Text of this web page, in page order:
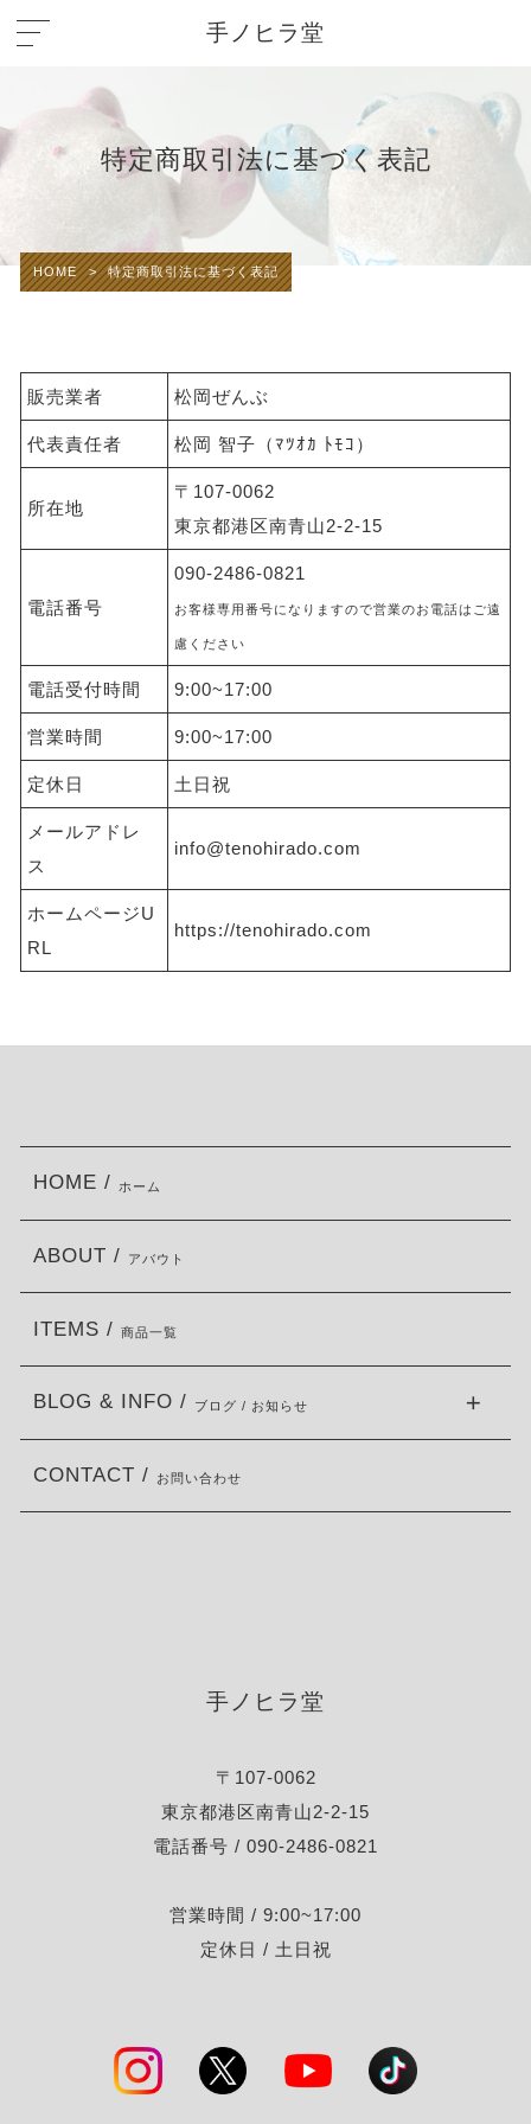
手ノヒラ堂
特定商取引法に基づく表記
HOME > 特定商取引法に基づく表記
販売業者 松岡ぜんぶ
代表責任者 松岡 智子（ﾏﾂｵｶ ﾄﾓｺ）
所在地
〒107-0062
東京都港区南青山2-2-15
電話番号
090-2486-0821
お客様専用番号になりますので営業のお電話はご遠
慮ください
電話受付時間 9:00~17:00
営業時間 9:00~17:00
定休日 土日祝
メールアドレ
ス
info@tenohirado.com
ホームページU
RL
https://tenohirado.com
手ノヒラ堂
〒107-0062
東京都港区南青山2-2-15
電話番号 / 090-2486-0821
営業時間 / 9:00~17:00
定休日 / 土日祝
HOME / ホーム
ABOUT / アバウト
ITEMS / 商品一覧
BLOG & INFO / ブログ / お知らせ
CONTACT / お問い合わせ